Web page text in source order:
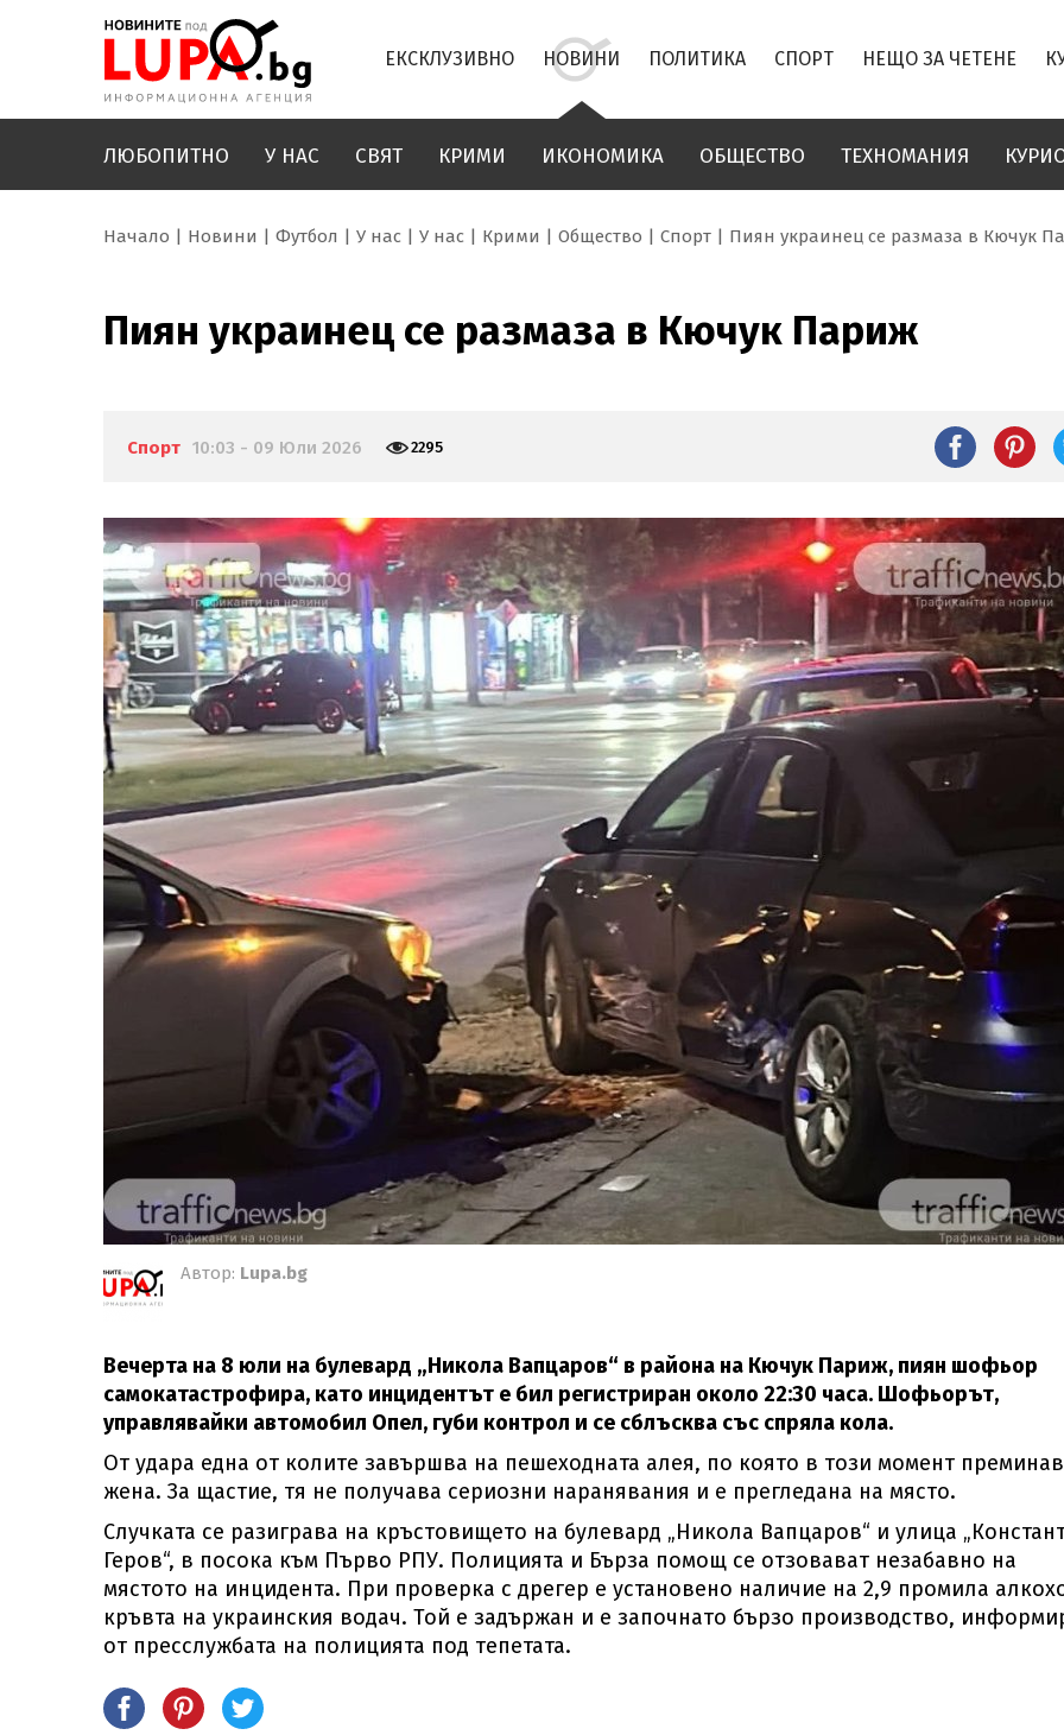
ЕКСКЛУЗИВНО НОВИНИ ПОЛИТИКА СПОРТ НЕЩО ЗА ЧЕТЕНЕ
ЛЮБОПИТНО У НАС СВЯТ КРИМИ ИКОНОМИКА ОБЩЕСТВО ТЕХНОМАНИЯ
Начало Новини Футбол У нас У нас Крими Общество Спорт Пиян украинец се размаза в Кючук
Пиян украинец се размаза в Кючук Париж
Спорт 10:03 - 09 Юли 2026 2295
Автор: Lupa.bg
Вечерта на 8 юли на булевард „Никола Вапцаров“ в района на Кючук Париж, пиян шофьор
самокатастрофира, като инцидентът е бил регистриран около 22:30 часа. Шофьорът,
управлявайки автомобил Опел, губи контрол и се сблъсква със спряла кола.
От удара една от колите завършва на пешеходната алея, по която в този момент
жена. За щастие, тя не получава сериозни наранявания и е прегледана на място.
Случката се разиграва на кръстовището на булевард „Никола Вапцаров“ и улица
Геров“, в посока към Първо РПУ. Полицията и Бърза помощ се отзовават незабавно на
мястото на инцидента. При проверка с дрегер е установено наличие на 2,9 промила
кръвта на украинския водач. Той е задържан и е започнато бързо производство,
от пресслужбата на полицията под тепетата.